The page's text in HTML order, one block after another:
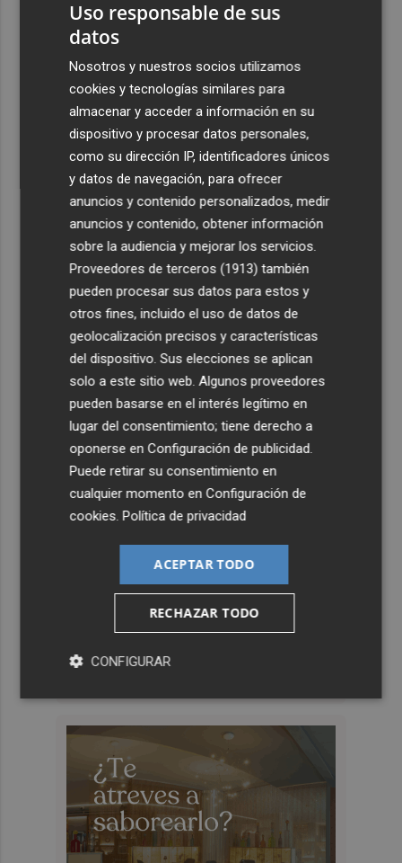
Uso responsable de sus
datos
Nosotros y nuestros socios utilizamos
cookies y tecnologías similares para
almacenar y acceder a información en su
dispositivo y procesar datos personales,
como su dirección IP, identificadores únicos
y datos de navegación, para ofrecer
anuncios y contenido personalizados, medir
anuncios y contenido, obtener información
sobre la audiencia y mejorar los servicios.
Proveedores de terceros (1913) también
pueden procesar sus datos para estos y
otros fines, incluido el uso de datos de
geolocalización precisos y características
del dispositivo. Sus elecciones se aplican
solo a este sitio web. Algunos proveedores
pueden basarse en el interés legítimo en
lugar del consentimiento; tiene derecho a
oponerse enConfiguración de publicidad.
Puede retirar su consentimiento en
cualquier momento enConfiguración de
cookies.Política de privacidad
ACEPTAR TODO
RECHAZAR TODO
CONFIGURAR